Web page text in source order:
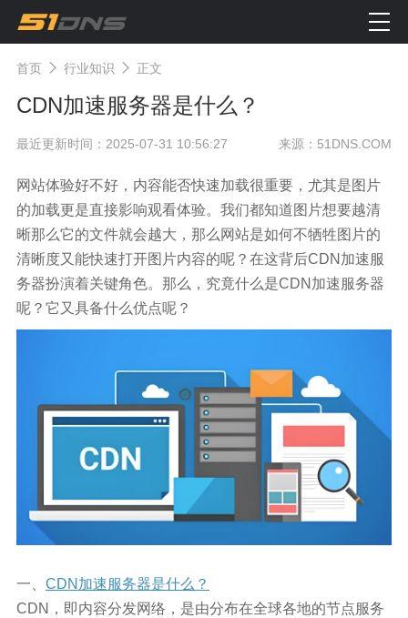
首页 行业知识 正文
CDN加速服务器是什么？
最近更新时间：2025-07-31 10:56:27 来源：51DNS.COM
网站体验好不好，内容能否快速加载很重要，尤其是图片
的加载更是直接影响观看体验。我们都知道图片想要越清
晰那么它的文件就会越大，那么网站是如何不牺牲图片的
清晰度又能快速打开图片内容的呢？在这背后CDN加速服
务器扮演着关键角色。那么，究竟什么是CDN加速服务器
呢？它又具备什么优点呢？
一、 CDN加速服务器是什么？
CDN，即内容分发网络，是由分布在全球各地的节点服务